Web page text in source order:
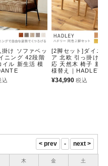
掛け ソファベッ
ニング 42段階
イル 新生活 模
込
[2脚セット]ダイニ
ア 北欧 引っ掛け
応 天然木 椅子 新
様替え｜HADLEY
¥34,990 税込
木 金 土